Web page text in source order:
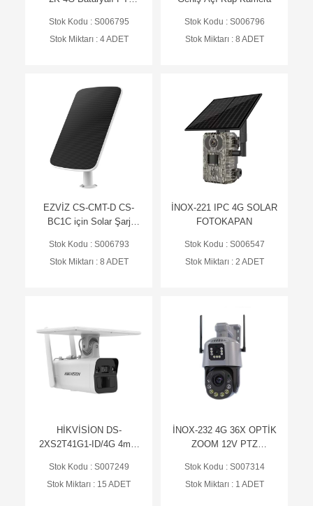
Stok Kodu : S006795
Stok Miktarı : 4 ADET
Stok Kodu : S006796
Stok Miktarı : 8 ADET
EZVİZ CS-CMT-D CS-
BC1C için Solar Şarj
Stok Kodu : S006793
Stok Miktarı : 8 ADET
İNOX-221 IPC 4G SOLAR
FOTOKAPAN
Stok Kodu : S006547
Stok Miktarı : 2 ADET
HİKVİSİON DS-
2XS2T41G1-ID/4G 4mm
Stok Kodu : S007249
Stok Miktarı : 15 ADET
İNOX-232 4G 36X OPTİK
ZOOM 12V PTZ
Stok Kodu : S007314
Stok Miktarı : 1 ADET